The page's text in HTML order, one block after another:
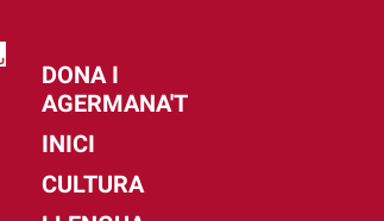
DONA I
AGERMANA'T
INICI
CULTURA